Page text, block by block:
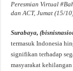
Peresmian Virtual
dan ACT, Jumat (15/
Surabaya,
termasuk Indonesia
signifikan terhadap
masyarakat